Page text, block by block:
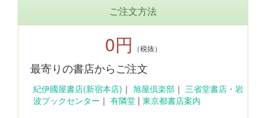
ご注文方法
0円 （税抜）
最寄りの書店からご注文
紀伊國屋書店(新宿本店) ｜ 旭屋倶楽部 ｜ 三省堂書店・岩
波ブックセンター ｜ 有隣堂 | 東京都書店案内